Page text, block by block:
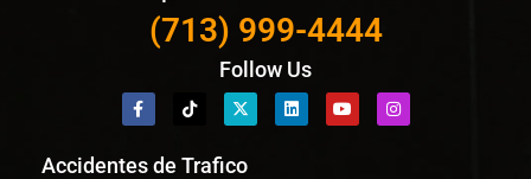
(713) 999-4444
Follow Us
Accidentes de Trafico